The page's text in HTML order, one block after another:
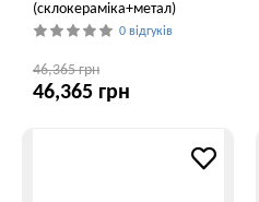
(склокераміка+метал)
0 відгуків
46,365 грн
46,365 грн